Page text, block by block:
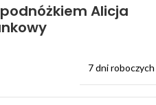
Alicja
7 dni roboczych